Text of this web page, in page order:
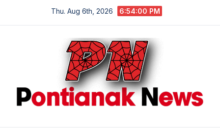
Thu. Aug 6th, 2026 6:54:00 PM